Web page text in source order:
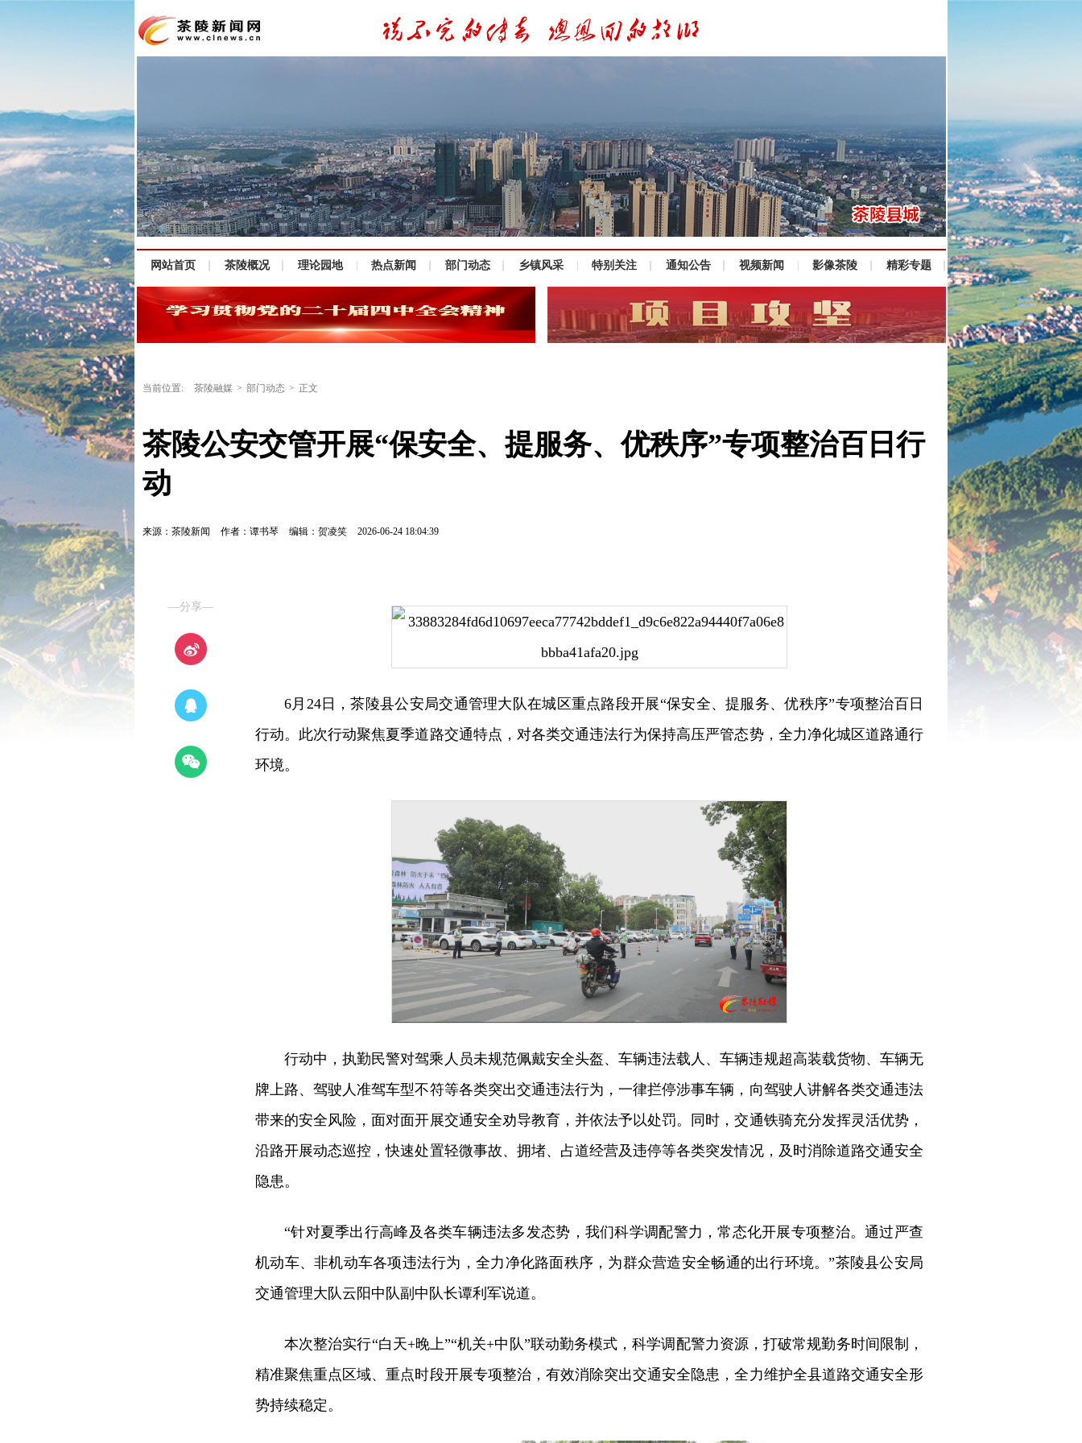
网站首页 茶陵概况 理论园地 热点新闻 部门动态 乡镇风采 特别关注 通知公告 视频新闻 影像茶陵 精彩专题
当前位置: 茶陵融媒 > 部门动态 > 正文
茶陵公安交管开展“保安全、提服务、优秩序”专项整治百日行
动
来源：茶陵新闻 作者：谭书琴 编辑：贺凌笑 2026-06-24 18:04:39
—分享—
6月24日，茶陵县公安局交通管理大队在城区重点路段开展“保安全、提服务、优秩序”专项整治百日
行动。此次行动聚焦夏季道路交通特点，对各类交通违法行为保持高压严管态势，全力净化城区道路通行
环境。
行动中，执勤民警对驾乘人员未规范佩戴安全头盔、车辆违法载人、车辆违规超高装载货物、车辆无
牌上路、驾驶人准驾车型不符等各类突出交通违法行为，一律拦停涉事车辆，向驾驶人讲解各类交通违法
带来的安全风险，面对面开展交通安全劝导教育，并依法予以处罚。同时，交通铁骑充分发挥灵活优势，
沿路开展动态巡控，快速处置轻微事故、拥堵、占道经营及违停等各类突发情况，及时消除道路交通安全
隐患。
“针对夏季出行高峰及各类车辆违法多发态势，我们科学调配警力，常态化开展专项整治。通过严查
机动车、非机动车各项违法行为，全力净化路面秩序，为群众营造安全畅通的出行环境。”茶陵县公安局
交通管理大队云阳中队副中队长谭利军说道。
本次整治实行“白天+晚上”“机关+中队”联动勤务模式，科学调配警力资源，打破常规勤务时间限制，
精准聚焦重点区域、重点时段开展专项整治，有效消除突出交通安全隐患，全力维护全县道路交通安全形
势持续稳定。